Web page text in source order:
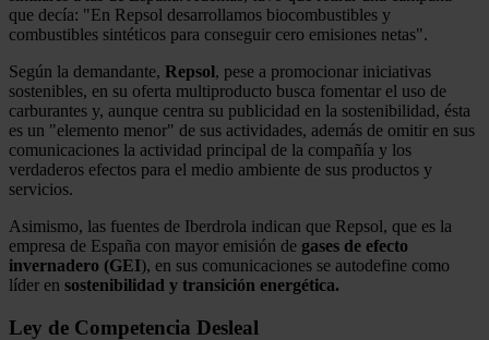
que decía: "En Repsol desarrollamos biocombustibles y
combustibles sintéticos para conseguir cero emisiones netas".
Según la demandante, Repsol, pese a promocionar iniciativas
sostenibles, en su oferta multiproducto busca fomentar el uso de
carburantes y, aunque centra su publicidad en la sostenibilidad, ésta
es un "elemento menor" de sus actividades, además de omitir en sus
comunicaciones la actividad principal de la compañía y los
verdaderos efectos para el medio ambiente de sus productos y
servicios.
Asimismo, las fuentes de Iberdrola indican que Repsol, que es la
empresa de España con mayor emisión de gases de efecto
invernadero (GEI), en sus comunicaciones se autodefine como
líder en sostenibilidad y transición energética.
Ley de Competencia Desleal